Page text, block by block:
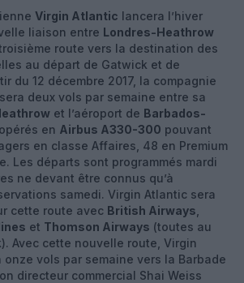
Virgin Atlantic lancera l’hiver
liaison entre Londres-Heathrow
troisième route vers la destination des
au départ de Gatwick et de
du 12 décembre 2017, la compagnie
deux vols par semaine entre sa
et l’aéroport de Barbados-
opérés en Airbus A330-300 pouvant
en classe Affaires, 48 en Premium
Les départs sont programmés mardi
ne devant être connus qu’à
samedi. Virgin Atlantic sera
cette route avec British Airways
et Thomson Airways (toutes au
Avec cette nouvelle route, Virgin
vols par semaine vers la Barbade
directeur commercial Shai Weiss